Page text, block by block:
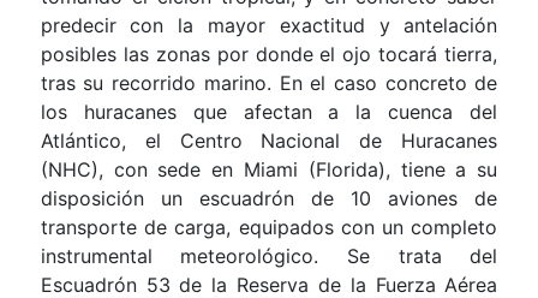
predecir con la mayor exactitud y antelación
posibles las zonas por donde el ojo tocará tierra,
tras su recorrido marino. En el caso concreto de
los huracanes que afectan a la cuenca del
Atlántico, el Centro Nacional de Huracanes
(NHC), con sede en Miami (Florida), tiene a su
disposición un escuadrón de 10 aviones de
transporte de carga, equipados con un completo
instrumental meteorológico. Se trata del
Escuadrón 53 de la Reserva de la Fuerza Aérea